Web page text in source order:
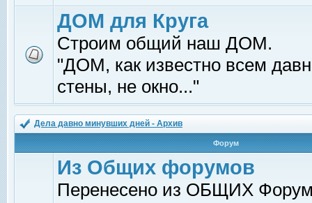
ДОМ для Круга
Строим общий наш ДОМ.
"ДОМ, как известно всем
стены, не окно..."
Дела давно минувших дней - Архив
Форум
Из Общих форумов
Перенесено из ОБЩИХ